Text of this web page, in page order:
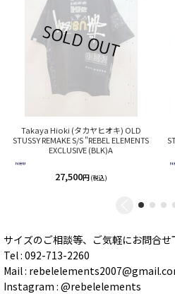
Takaya Hioki (タカヤヒオキ) OLD
STUSSY REMAKE S/S "REBEL ELEMENTS
EXCLUSIVE (BLK)A
27,500円 (税込)
サイズのご相談等、ご気軽にお問合せ
Tel : 092-713-2260
Mail :
Instagram : @rebelelements